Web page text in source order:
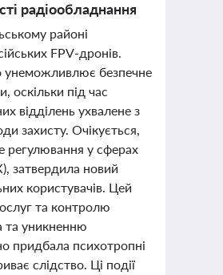
радіообладнання
районі
FPV-дронів.
унеможливлює безпечне
оскільки під час
відділень ухвалене з
захисту. Очікується,
регулювання у сферах
затвердила новий
користувачів. Цей
та контролю
та уникненню
придбала психотропні
слідство. Ці події